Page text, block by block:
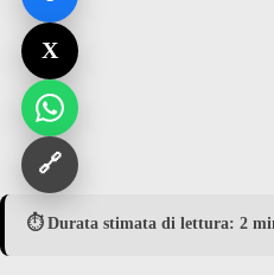
⏱️ Durata stimata di lettura: 2
X
🔗